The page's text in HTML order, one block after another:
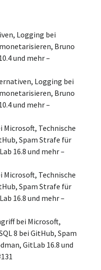
Logging bei
Bruno
und mehr –
Logging bei
Bruno
und mehr –
Microsoft, Technische
Spam Strafe für
16.8 und mehr –
Microsoft, Technische
Spam Strafe für
16.8 und mehr –
bei Microsoft,
8 bei GitHub, Spam
GitLab 16.8 und